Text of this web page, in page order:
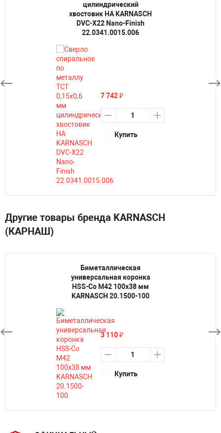
цилиндрический
хвостовик HA KARNASCH
DVC-X22 Nano-Finish
22.0341.0015.006
7 742₽
Купить
Другие товары бренда KARNASCH
(КАРНАШ)
Биметаллическая
универсальная коронка
HSS-Co M42 100х38 мм
KARNASCH 20.1500-100
3 110₽
Купить